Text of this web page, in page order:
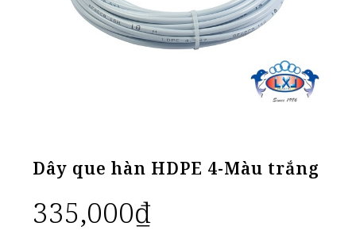
Dây que hàn HDPE 4-Màu trắng
335,000₫